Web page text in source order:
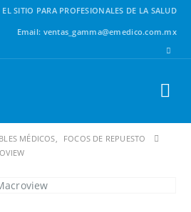
EL SITIO PARA PROFESIONALES DE LA SALUD
Email: ventas_gamma@emedico.com.mx
MÉDICOS,
FOCOS DE REPUESTO